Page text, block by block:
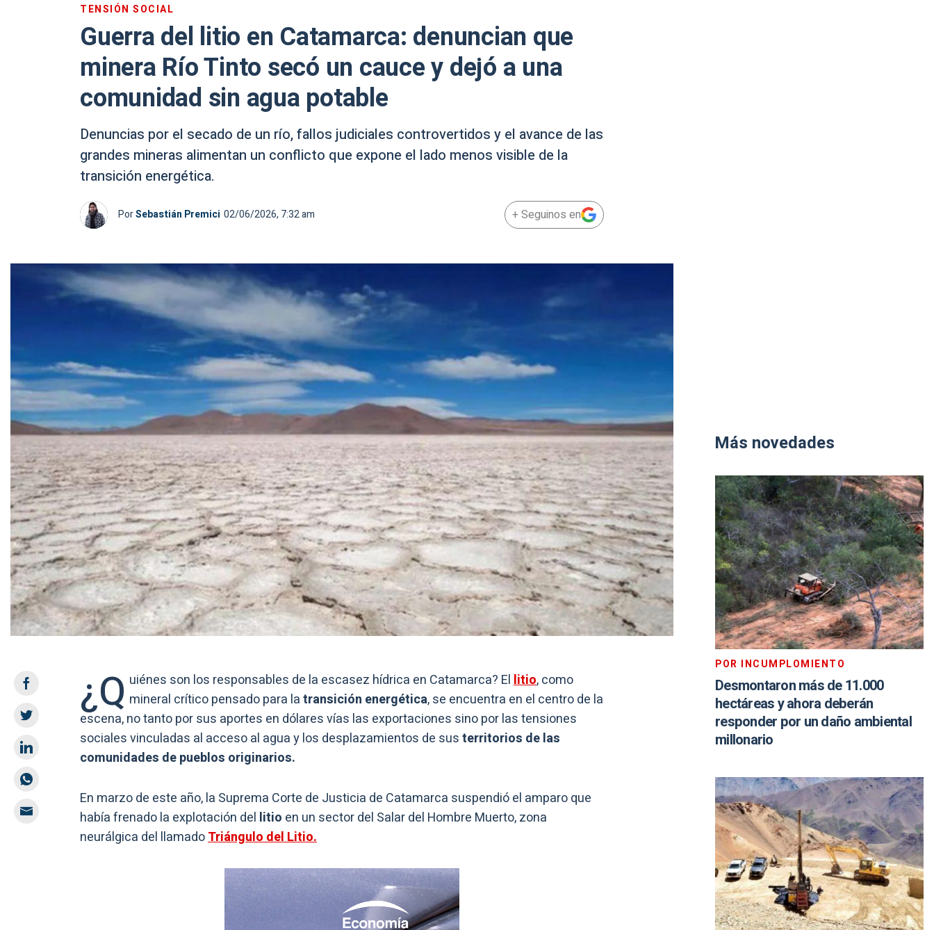
TENSIÓN SOCIAL
Guerra del litio en Catamarca: denuncian que
minera Río Tinto secó un cauce y dejó a una
comunidad sin agua potable
Denuncias por el secado de un río, fallos judiciales controvertidos y el avance de las
grandes mineras alimentan un conflicto que expone el lado menos visible de la
transición energética.
PorSebastián Premici 02/06/2026, 7:32 am + Seguinos en
¿Q uiénes son los responsables de la escasez hídrica en Catamarca? Ellitio, como
mineral crítico pensado para latransición energética, se encuentra en el centro de la
escena, no tanto por sus aportes en dólares vías las exportaciones sino por las tensiones
sociales vinculadas al acceso al agua y los desplazamientos de susterritorios de las
comunidades de pueblos originarios.
En marzo de este año, la Suprema Corte de Justicia de Catamarca suspendió el amparo que
había frenado la explotación del litio en un sector del Salar del Hombre Muerto, zona
neurálgica del llamadoTriángulo del Litio.
Más novedades
POR INCUMPLOMIENTO
Desmontaron más de 11.000
hectáreas y ahora deberán
responder por un daño ambiental
millonario